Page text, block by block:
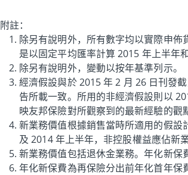
附註：
除另有說明外，所有數字均以實際申
是以固定平均匯率計算 2015 年上半年
除另有說明外，變動以按年基準列示。
經濟假設與於 2015 年 2 月 26 日刊發
告所載一致。所用的非經濟假設則以
映友邦保險對所觀察到的最新經驗的觀
新業務價值根據銷售當時所適用的假
及 2014 年上半年，非控股權益應佔新
新業務價值包括退休金業務。年化新保
年化新保費為再保險分出前年化首年保